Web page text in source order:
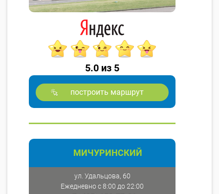
5.0 из 5
построить маршрут
МИЧУРИНСКИЙ
ул. Удальцова, 60
Ежедневно с 8:00 до 22:00